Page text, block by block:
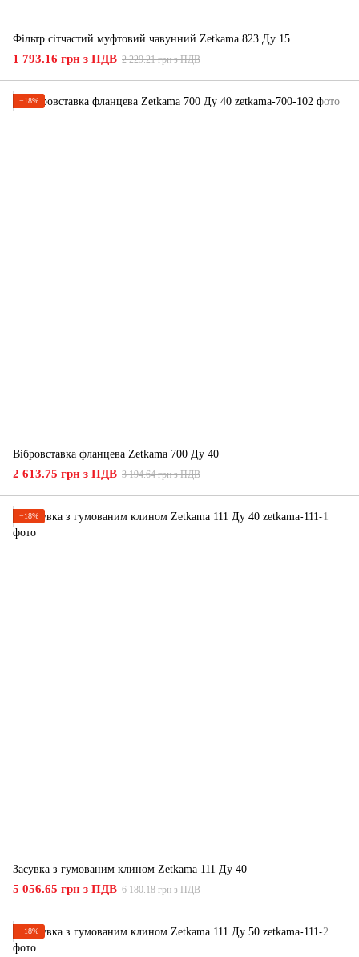
Фільтр сітчастий муфтовий чавунний Zetkama 823 Ду 15
1 793.16 грн з ПДВ 2 229.21 грн з ПДВ
−18%
Вібровставка фланцева Zetkama 700 Ду 40
2 613.75 грн з ПДВ 3 194.64 грн з ПДВ
−18%
Засувка з гумованим клином Zetkama 111 Ду 40
5 056.65 грн з ПДВ 6 180.18 грн з ПДВ
−18%